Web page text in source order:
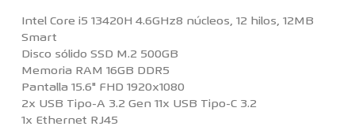
Intel Core i5 13420H 4.6GHz8 núcleos, 12 hilos, 12MB
Smart
Disco sólido SSD M.2 500GB
Memoria RAM 16GB DDR5
Pantalla 15.6" FHD 1920x1080
2x USB Tipo-A 3.2 Gen 11x USB Tipo-C 3.2
1x Ethernet RJ45